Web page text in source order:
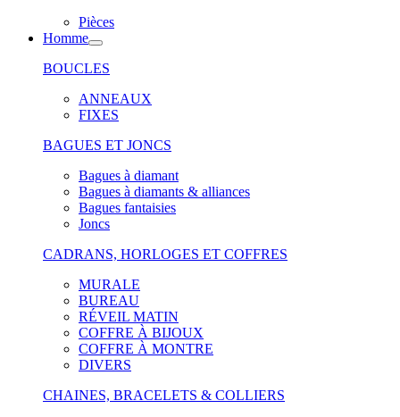
Pièces
Homme
BOUCLES
ANNEAUX
FIXES
BAGUES ET JONCS
Bagues à diamant
Bagues à diamants & alliances
Bagues fantaisies
Joncs
CADRANS, HORLOGES ET COFFRES
MURALE
BUREAU
RÉVEIL MATIN
COFFRE À BIJOUX
COFFRE À MONTRE
DIVERS
CHAINES, BRACELETS & COLLIERS